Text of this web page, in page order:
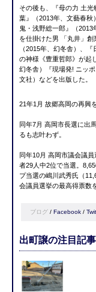
その後も、『母の力 土
葉』（2013年、文藝春秋
鬼・浅野総一郎』（
を仕掛けた男 「丸井」創
（2015年、幻冬舎）、
の神様《豊重哲郎》が起
幻冬舎）『現場発! ニッ
文社）などを出版した。
21年1月 故郷高岡の再興
同年7月 高岡市長選に出
るも志叶わず。
同年10月 高岡市議会議
者29人中2位で当選。
プ当選の嶋川武秀氏（
会議員選挙の最高得票数
ブログ / Facebook /
出町譲の注目記事